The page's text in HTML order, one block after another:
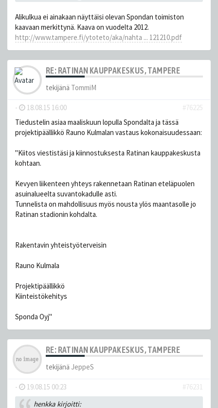
Alikulkua ei ainakaan näyttäisi olevan Spondan toimiston
kaavaan merkittynä. Kaava on vuodelta 2012.
http://www.tampere.fi/ytoteto/aka/nahta ... 121210.pdf
RE: RATINAN KAUPPAKESKUS, TAMPERE
tekijänä TommiM
- 18.08.15 16:00
#76225
Tiedustelin asiaa maaliskuun lopulla Spondalta ja tässä
projektipäällikkö Rauno Kulmalan vastaus kokonaisuudessaan:
"Kiitos viestistäsi ja kiinnostuksesta Ratinan kauppakeskusta
kohtaan.
Kevyen liikenteen yhteys rakennetaan Ratinan eteläpuolen
asuinalueelta suvantokadulle asti.
Tunnelista on mahdollisuus myös nousta ylös maantasolle jo
Ratinan stadionin kohdalta.
Rakentavin yhteistyöterveisin
Rauno Kulmala
Projektipäällikkö
Kiinteistökehitys
Sponda Oyj"
RE: RATINAN KAUPPAKESKUS, TAMPERE
tekijänä JeppeS
- 19.08.15 00:23
#76231
henkka kirjoitti: